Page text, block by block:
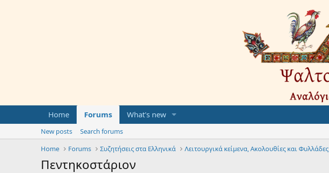
Home Forums What's new
New posts
Search forums
Home
Forums Συζητήσεις στα Ελληνικά Λειτουργικά κείμενα, Ακολουθίες και Φυλλάδες
Πεντηκοστάριον